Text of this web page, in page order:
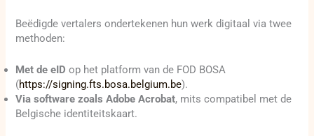
Beëdigde vertalers ondertekenen hun werk digitaal via twee
methoden:
Met de eID op het platform van de FOD BOSA
(https://signing.fts.bosa.belgium.be).
Via software zoals Adobe Acrobat, mits compatibel met de
Belgische identiteitskaart.